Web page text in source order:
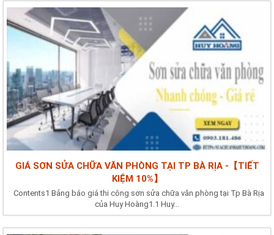
GIÁ SƠN SỬA CHỮA VĂN PHÒNG TẠI TP BÀ RỊA -【TIẾT
KIỆM 10%】
Contents1 Bảng báo giá thi công sơn sửa chữa văn phòng tại Tp Bà Rịa
của Huy Hoàng1.1 Huy...